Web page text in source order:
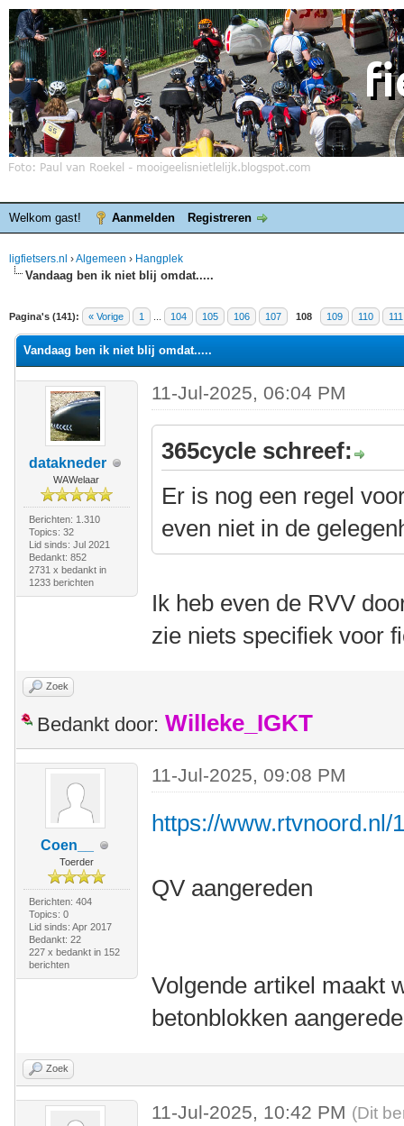
Welkom gast! Aanmelden Registreren
ligfietsers.nl ›Algemeen › Hangplek
Vandaag ben ik niet blij omdat.....
Pagina's (141): « Vorige 1 104 105 106 107 108 109 110 111
waardering is 4.4
Vandaag ben ik niet blij omdat.....
datakneder
WAWelaar
Berichten: 1.310
Topics: 32
Lid sinds: Jul 2021
Bedankt: 852
2731 x bedankt in
1233 berichten
11-Jul-2025, 06:04 PM
365cycle schreef:
Er is nog een regel
even niet in de
Ik heb even de RVV
zie niets specifiek voor
Zoek
Bedankt door: Willeke_IGKT
Coen__
Toerder
Berichten: 404
Topics: 0
Lid sinds: Apr 2017
Bedankt: 22
227 x bedankt in 152
berichten
11-Jul-2025, 09:08 PM
https://www.rtvnoord.nl/
QV aangereden
Volgende artikel maakt
betonblokken
Zoek
11-Jul-2025, 10:42 PM (Dit